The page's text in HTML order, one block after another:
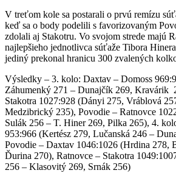
V treťom kole sa postarali o prvú remízu
keď sa o body podelili s favorizovaným
zdolali aj Stakotru. Vo svojom strede majú
najlepšieho jednotlivca súťaže Tibora
jediný prekonal hranicu 300 zvalených
Výsledky – 3. kolo: Daxtav – Domoss
Záhumenký 271 – Dunajčík 269, Kravárik
Stakotra 1027:928 (Dányi 275, Vráblová
Medzibrický 235), Povodie – Ratnovce
Sulák 256 – T. Hiner 269, Pilka 265), 4.
953:966 (Kertész 279, Lučanská 246 –
Povodie – Daxtav 1046:1026 (Hrdina 278,
Ďurina 270), Ratnovce – Stakotra
256 – Klasovitý 269, Srnák 256)